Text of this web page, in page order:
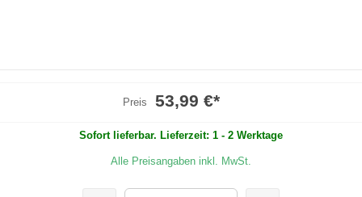
Preis 53,99 €*
Sofort lieferbar. Lieferzeit: 1 - 2 Werktage
Alle Preisangaben inkl. MwSt.